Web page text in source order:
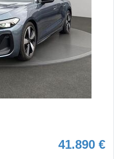
41.890 €